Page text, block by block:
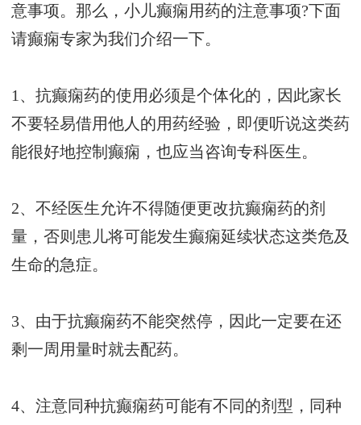
意事项。那么，小儿癫痫用药的注意事项?下面
请癫痫专家为我们介绍一下。
1、抗癫痫药的使用必须是个体化的，因此家长
不要轻易借用他人的用药经验，即便听说这类药
能很好地控制癫痫，也应当咨询专科医生。
2、不经医生允许不得随便更改抗癫痫药的剂
量，否则患儿将可能发生癫痫延续状态这类危及
生命的急症。
3、由于抗癫痫药不能突然停，因此一定要在还
剩一周用量时就去配药。
4、注意同种抗癫痫药可能有不同的剂型，同种